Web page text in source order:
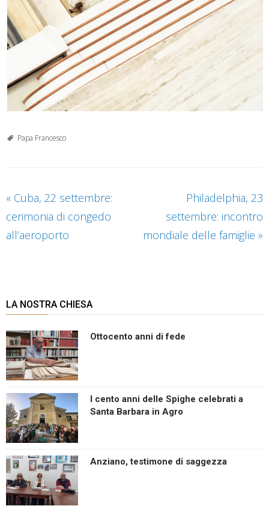
Papa Francesco
« Cuba, 22 settembre:
cerimonia di congedo
all’aeroporto
Philadelphia, 23
settembre: incontro
mondiale delle famiglie »
LA NOSTRA CHIESA
Ottocento anni di fede
I cento anni delle Spighe celebrati a
Santa Barbara in Agro
Anziano, testimone di saggezza